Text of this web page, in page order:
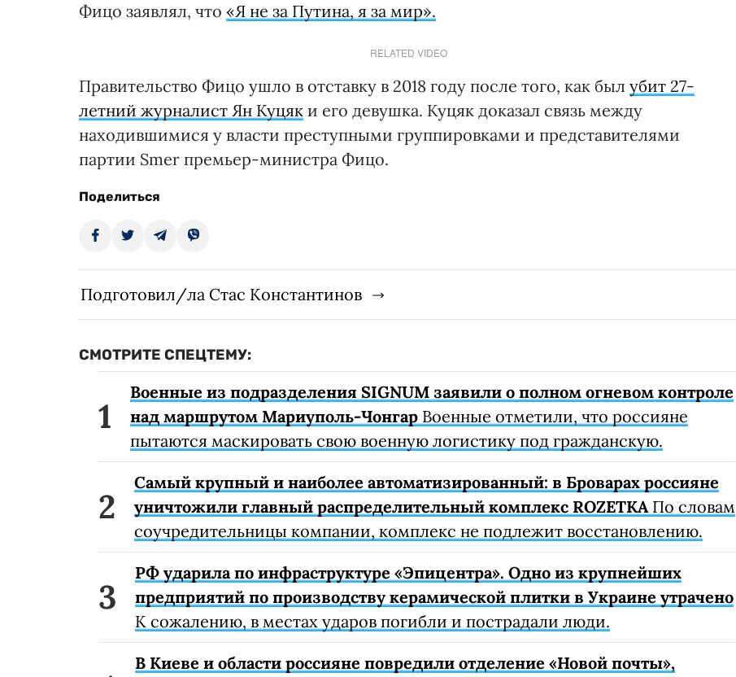
Фицо заявлял, что «Я не за Путина, я за мир».
RELATED VIDEO
Правительство Фицо ушло в отставку в 2018 году после того, как был убит 27-
летний журналист Ян Куцяк и его девушка. Куцяк доказал связь между
находившимися у власти преступными группировками и представителями
партии Smer премьер-министра Фицо.
Поделиться
Подготовил/ла Стас Константинов
СМОТРИТЕ СПЕЦТЕМУ:
Военные из подразделения SIGNUM заявили о полном огневом контроле
над маршрутом Мариуполь-Чонгар Военные отметили, что россияне
пытаются маскировать свою военную логистику под гражданскую.
Самый крупный и наиболее автоматизированный: в Броварах россияне
уничтожили главный распределительный комплекс ROZETKAПо словам
соучредительницы компании, комплекс не подлежит восстановлению.
РФ ударила по инфраструктуре «Эпицентра». Одно из крупнейших
предприятий по производству керамической плитки в Украине утрачено
К сожалению, в местах ударов погибли и пострадали люди.
В Киеве и области россияне повредили отделение «Новой почты»,